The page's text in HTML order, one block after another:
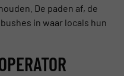
De paden af, de
in waar locals hun